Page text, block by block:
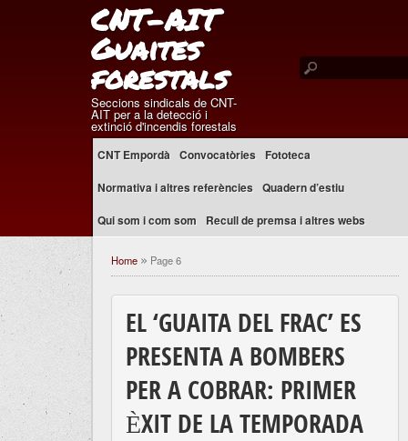
CNT-AIT
Guaites
forestals
Seccions sindicals de CNT-
AIT per a la detecció i
extinció d'incendis forestals
CNT Empordà Convocatòries
Fototeca
Normativa i altres referències Quadern d’estiu
Qui som i com som
Recull de premsa i altres webs
Home » Page 6
EL ‘GUAITA DEL FRAC’ ES
PRESENTA A BOMBERS
PER A COBRAR: PRIMER
ÈXIT DE LA TEMPORADA